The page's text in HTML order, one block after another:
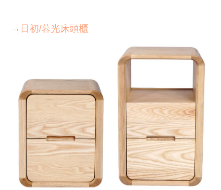
→日初/暮光床頭櫃